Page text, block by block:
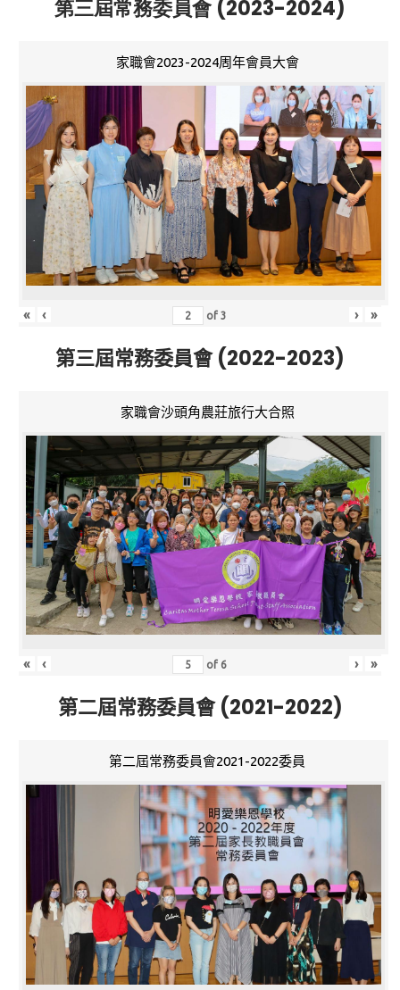
第三屆常務委員會 (2023-2024)
家職會2023-2024周年會員大會
« ‹ of3 › »
第三屆常務委員會 (2022-2023)
家職會沙頭角農莊旅行大合照
« ‹ of 6 › »
第二屆常務委員會 (2021-2022)
第二屆常務委員會2021-2022委員